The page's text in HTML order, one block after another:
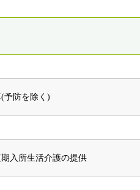
予防を除く)
入所生活介護の提供